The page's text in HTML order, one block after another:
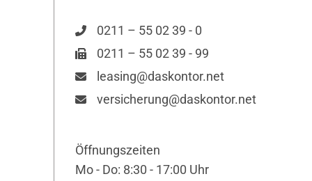
0211 – 55 02 39 - 0
0211 – 55 02 39 - 99
leasing@daskontor.net
versicherung@daskontor.net
Öffnungszeiten
Mo - Do: 8:30 - 17:00 Uhr